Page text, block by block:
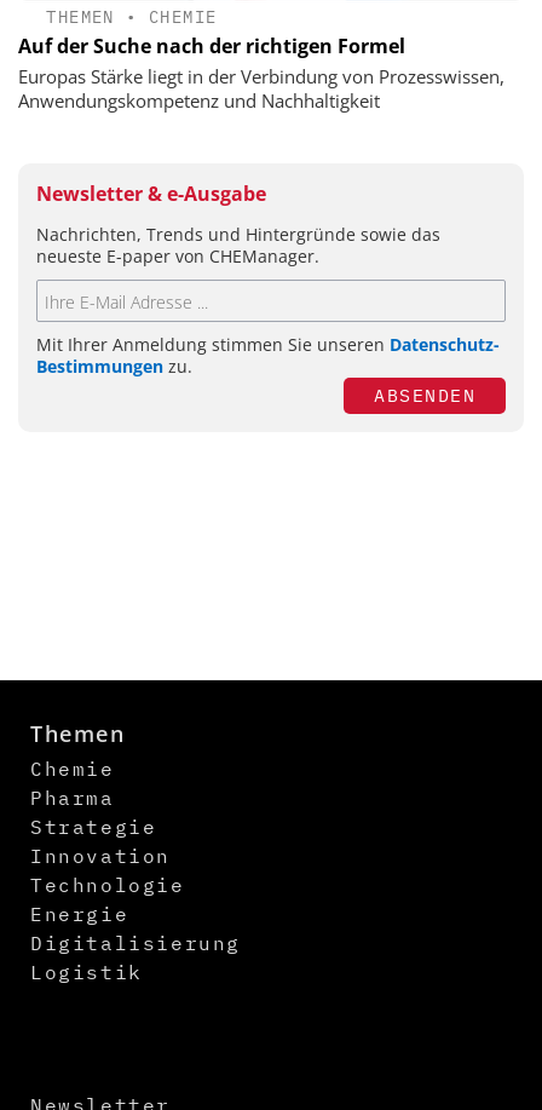
THEMEN • CHEMIE
Auf der Suche nach der richtigen Formel
Europas Stärke liegt in der Verbindung von Prozesswissen,
Anwendungskompetenz und Nachhaltigkeit
Newsletter & e-Ausgabe
Nachrichten, Trends und Hintergründe sowie das
neueste E-paper von CHEManager.
Mit Ihrer Anmeldung stimmen Sie unseren Datenschutz-
Bestimmungen zu.
ABSENDEN
Themen
Chemie
Pharma
Strategie
Innovation
Technologie
Energie
Digitalisierung
Logistik
Newsletter